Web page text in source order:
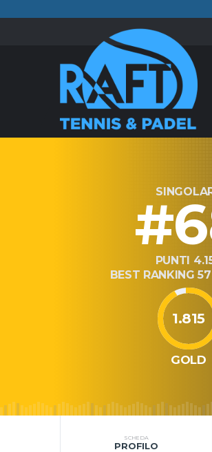
PUNTI
BEST RANKING
1.815
GOLD
SCHEDA
PROFILO